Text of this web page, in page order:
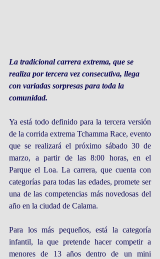
La tradicional carrera extrema, que se
realiza por tercera vez consecutiva, llega
con variadas sorpresas para toda la
comunidad.
Ya está todo definido para la tercera versión
de la corrida extrema Tchamma Race, evento
que se realizará el próximo sábado 30 de
marzo, a partir de las 8:00 horas, en el
Parque el Loa. La carrera, que cuenta con
categorías para todas las edades, promete ser
una de las competencias más novedosas del
año en la ciudad de Calama.
Para los más pequeños, está la categoría
infantil, la que pretende hacer competir a
menores de 13 años dentro de un mini